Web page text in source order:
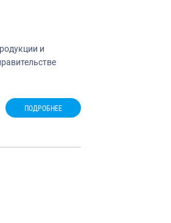
и
ПОДРОБНЕЕ